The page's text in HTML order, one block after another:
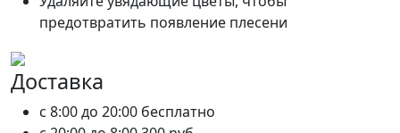
предотвратить появление плесени
Доставка
c 8:00 до 20:00 бесплатно